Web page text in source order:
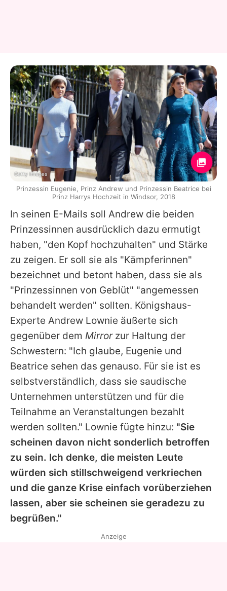
In seinen E-Mails soll Andrew die beiden
Prinzessinnen ausdrücklich dazu ermutigt
haben, "den Kopf hochzuhalten" und Stärke
zu zeigen. Er soll sie als "Kämpferinnen"
bezeichnet und betont haben, dass sie als
"Prinzessinnen von Geblüt" "angemessen
behandelt werden" sollten. Königshaus-
Experte Andrew Lownie äußerte sich
gegenüber dem Mirrorzur Haltung der
Schwestern: "Ich glaube, Eugenie und
Beatrice sehen das genauso. Für sie ist es
selbstverständlich, dass sie saudische
Unternehmen unterstützen und für die
Teilnahme an Veranstaltungen bezahlt
werden sollten." Lownie fügte hinzu: "Sie
scheinen davon nicht sonderlich betroffen
zu sein. Ich denke, die meisten Leute
würden sich stillschweigend verkriechen
und die ganze Krise einfach vorüberziehen
lassen, aber sie scheinen sie geradezu zu
begrüßen."
Getty Images
Prinzessin Eugenie, Prinz Andrew und Prinzessin Beatrice bei
Prinz Harrys Hochzeit in Windsor, 2018
Anzeige